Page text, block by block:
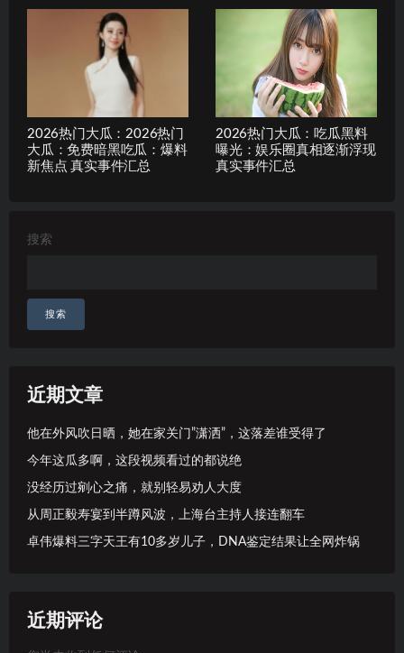
2026热门大瓜：2026热门
大瓜：免费暗黑吃瓜：爆料
新焦点 真实事件汇总
2026热门大瓜：吃瓜黑料
曝光：娱乐圈真相逐渐浮现
真实事件汇总
搜索
搜索
近期文章
他在外风吹日晒，她在家关门”潇洒”，这落差谁受得了
今年这瓜多啊，这段视频看过的都说绝
没经历过剜心之痛，就别轻易劝人大度
从周正毅寿宴到半蹲风波，上海台主持人接连翻车
卓伟爆料三字天王有10多岁儿子，DNA鉴定结果让全网炸锅
近期评论